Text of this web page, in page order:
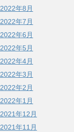
2022年8月
2022年7月
2022年6月
2022年5月
2022年4月
2022年3月
2022年2月
2022年1月
2021年12月
2021年11月